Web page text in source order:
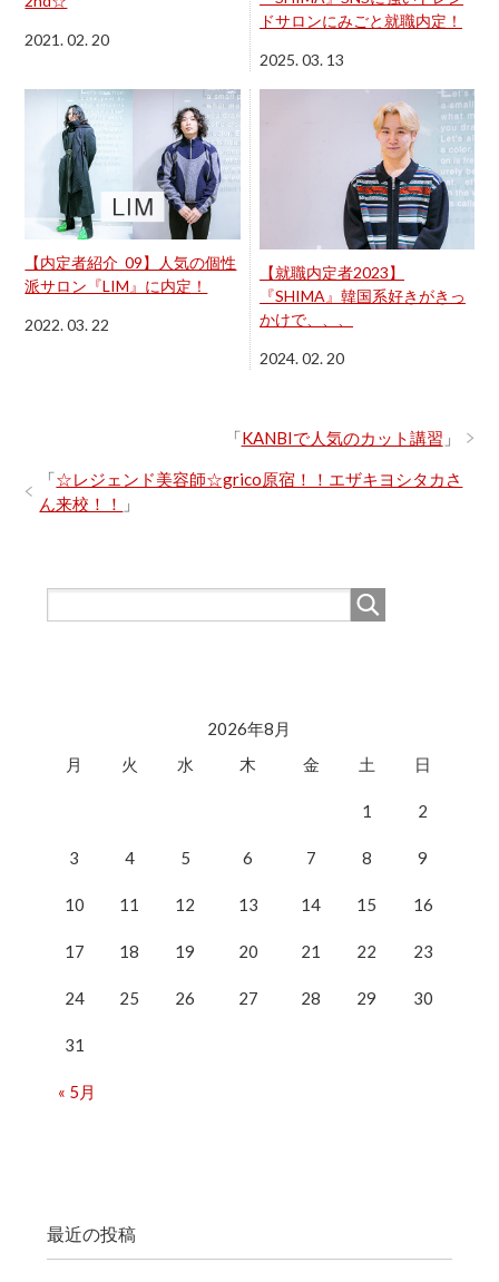
2021. 02. 20
ドサロンにみごと就職内定！
2025. 03. 13
【内定者紹介_09】人気の個性
派サロン『LIM』に内定！
2022. 03. 22
【就職内定者2023】
『SHIMA』韓国系好きがきっ
かけで、、、
2024. 02. 20
「KANBIで人気のカット講習 」
「☆レジェンド美容師☆grico原宿！！エザキヨシタカさ
ん来校！！
」
2026年8月
月
火 水 木 金 土 日
« 5月
1 2
3 4 5 6 7 8 9
10 11 12 13 14 15 16
17 18 19 20 21 22 23
24 25 26 27 28 29 30
31
最近の投稿